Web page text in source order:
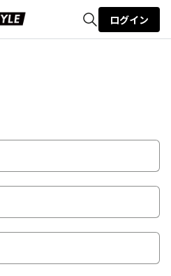
ログイン